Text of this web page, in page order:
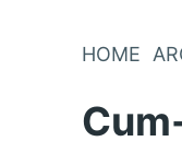
Skip
Content
HOME